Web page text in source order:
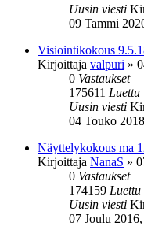
Uusin viesti
09 Tammi
Visiointikokous
Kirjoittaja valpuri »
0 Vastaukset
175611 Luettu
Uusin viesti
04 Touko
Näyttelykokous ma
Kirjoittaja NanaS »
0 Vastaukset
174159 Luettu
Uusin viesti
07 Joulu